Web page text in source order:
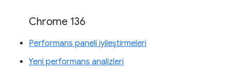
Chrome 136
Performans paneli iyileştirmeleri
Yeni performans analizleri